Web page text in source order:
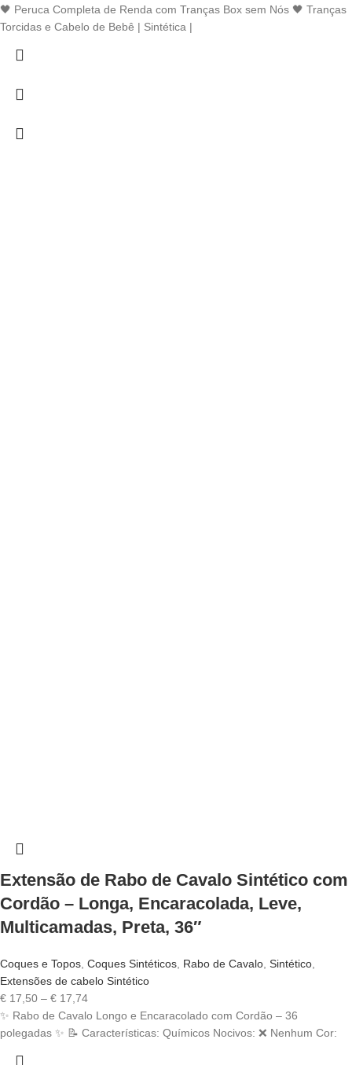
🖤 Peruca Completa de Renda com Tranças Box sem Nós 🖤 Tranças
Torcidas e Cabelo de Bebê | Sintética |
Extensão de Rabo de Cavalo Sintético com
Cordão – Longa, Encaracolada, Leve,
Multicamadas, Preta, 36″
Coques e Topos, Coques Sintéticos, Rabo de Cavalo, Sintético,
Extensões de cabelo Sintético
€ 17,50 – € 17,74Price
range:
€ 17,50
✨ Rabo de Cavalo Longo e Encaracolado com Cordão – 36
polegadas ✨ 📝 Características: Químicos Nocivos: ❌ Nenhum Cor: